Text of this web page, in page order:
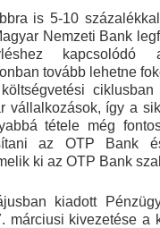
is 5-10
Nemzeti Bank
kapcsolódó
tovább lehetne
vállalkozások, így a
tétele még
az OTP Bank
ki az OTP Bank
kiadott
márciusi kivezetése